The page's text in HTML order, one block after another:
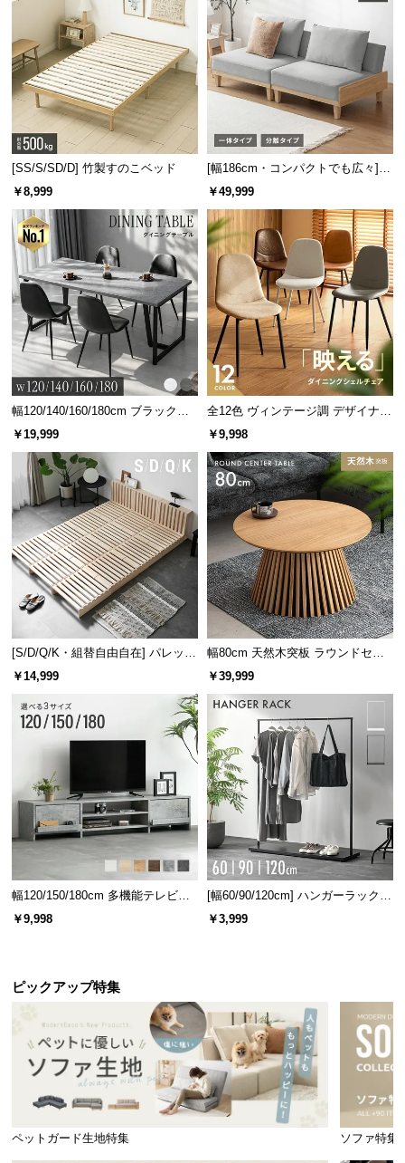
[SS/S/SD/D] 竹製すのこベッド
￥8,999
[幅186cm・コンパクトでも広々] 3
人掛けソファベッド リクライニン
￥49,999
幅120/140/160/180cm ブラックフ
レーム ダイニング 大理石調 4人掛
￥19,999
全12色 ヴィンテージ調 デザイナー
ズシェルチェア
￥9,998
[S/D/Q/K・組替自由自在] パレット
ベッド 8/12/16枚セット
￥14,999
幅80cm 天然木突板 ラウンドセン
ターテーブル 美しい格子デザイン
￥39,999
幅120/150/180cm 多機能テレビボ
ード 木目/石目調 オープン収納・
引き出し収納付き
￥9,998
[幅60/90/120cm] ハンガーラック
スチール 4段階高さ調節 サイドフ
ック オープンラック シンプル
￥3,999
ピックアップ特集
ペットガード生地特集 ソファ特集